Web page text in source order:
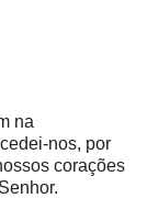
na
nos, por
corações